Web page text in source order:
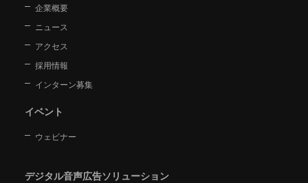
企業概要
ニュース
アクセス
採用情報
インターン募集
イベント
ウェビナー
デジタル音声広告ソリューション